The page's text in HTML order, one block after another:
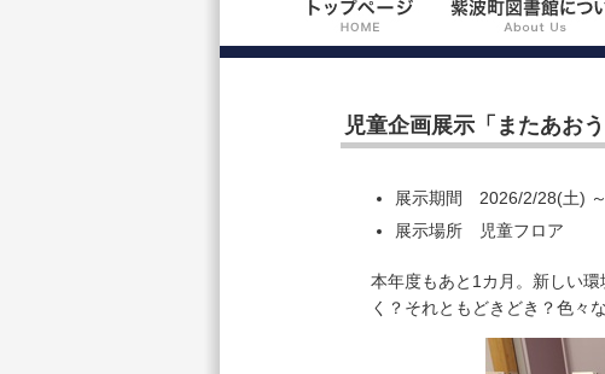
児童企画展示「またあお
展示期間 2026/2/28(土)
展示場所 児童フロア
本年度もあと1カ月。新しい
く？それともどきどき？色々